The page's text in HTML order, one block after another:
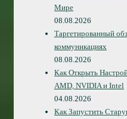
Мире
08.08.2026
Таргетированный
коммуникациях
08.08.2026
Как Открыть
AMD, NVIDIA и Intel
04.08.2026
Как Запустить